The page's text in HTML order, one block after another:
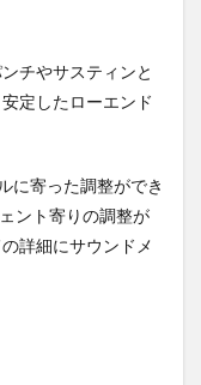
チやサスティンと
定したローエンド
に寄った調整ができ
ント寄りの調整が
詳細にサウンドメ